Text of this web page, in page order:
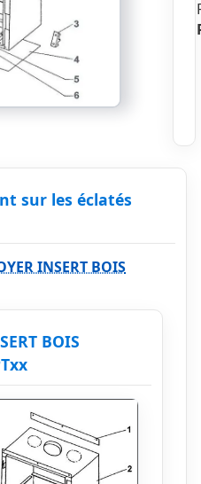
sur les éclatés
INSERT BOIS
BOIS